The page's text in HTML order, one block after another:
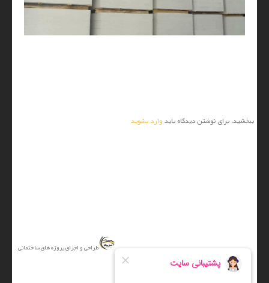
ببخشید، برای نوشتن دیدگاه باید وارد بشوید
طراحی و اجرای پروژه های ساختمانی